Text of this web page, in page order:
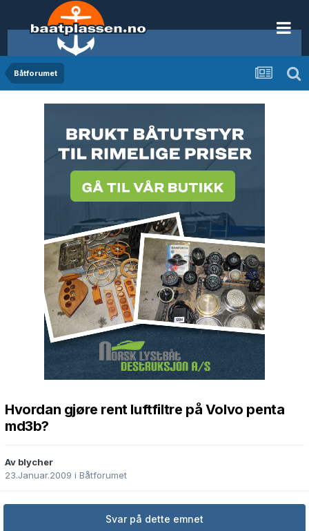
Båtforumet
Hvordan gjøre rent luftfiltre på Volvo penta
md3b?
Av blycher
23.Januar.2009 i Båtforumet
Svar på dette emnet